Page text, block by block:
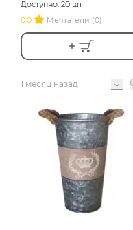
Доступно: 20 шт
0.0
Мечтатели (0)
1 месяц назад